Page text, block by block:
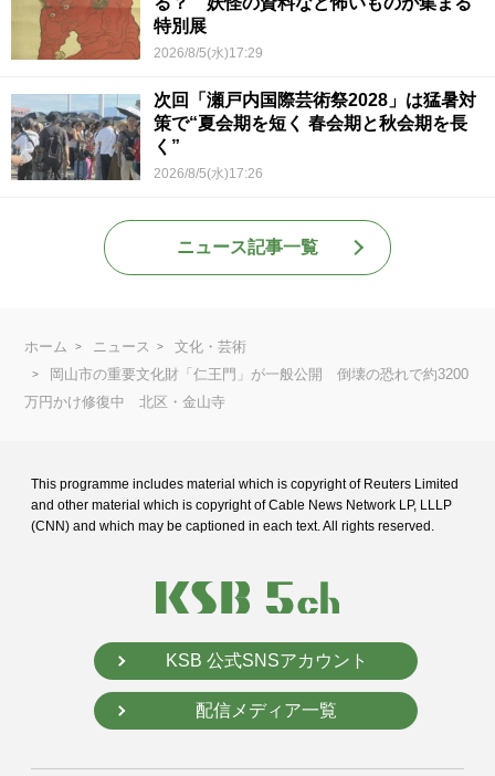
特別展
2026/8/5(水)17:29
次回「瀬戸内国際芸術祭2028」は猛暑対
策で“夏会期を短く 春会期と秋会期を長
く”
2026/8/5(水)17:26
ニュース記事一覧
ホーム ニュース
文化・芸術
岡山市の重要文化財「仁王門」が一般公開 倒壊の恐れで約3200
万円かけ修復中 北区・金山寺
This programme includes material which is copyright of Reuters Limited
and other material which is copyright of Cable News Network LP, LLLP
(CNN) and which may be captioned in each text. All rights reserved.
KSB 公式SNSアカウント
配信メディア一覧